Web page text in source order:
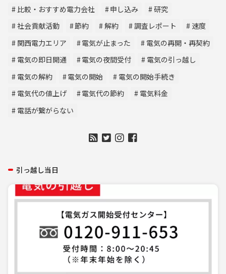
比較・おすすめ電力会社
申し込み
研究
社会貢献活動
節約 解約 調査レポート
速度
関西電力エリア
電気が止まった
電気の再開・再契約
電気の即日開通
電気の夜間受付
電気の引っ越し
電気の解約
電気の開始
電気の開始手続き
電気代の値上げ
電気代の節約
電気料金
電話が繋がらない
引っ越し当日